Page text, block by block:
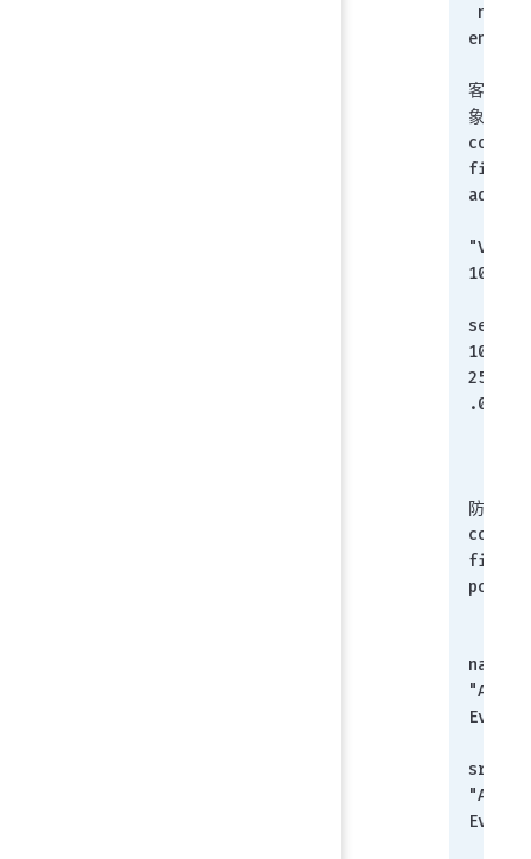
next
end
客户端
象：
config
100.0/
set
.0
防火墙
config
policy
name
Ev2"
Ev2"